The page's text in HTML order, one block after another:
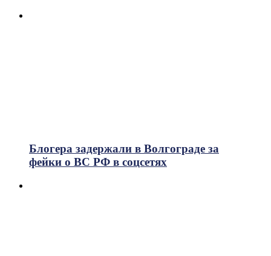
Блогера задержали в Волгограде за
фейки о ВС РФ в соцсетях